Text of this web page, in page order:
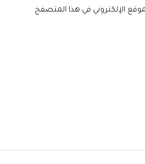
الإلكتروني في هذا المتصفح